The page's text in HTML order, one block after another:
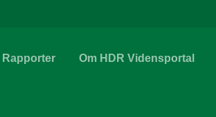
Rapporter Om HDR Vidensportal